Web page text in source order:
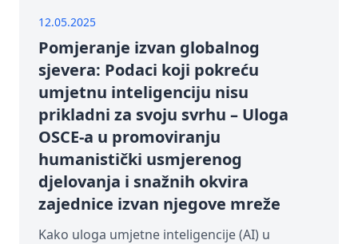
12.05.2025
Pomjeranje izvan globalnog
sjevera: Podaci koji pokreću
umjetnu inteligenciju nisu
prikladni za svoju svrhu – Uloga
OSCE-a u promoviranju
humanistički usmjerenog
djelovanja i snažnih okvira
zajednice izvan njegove mreže
Kako uloga umjetne inteligencije (AI) u